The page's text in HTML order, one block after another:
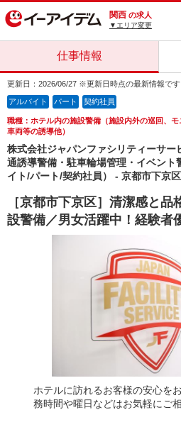
関西 の求人
▼エリア変更
仕事情報
更新日：2026/06/27 ※更新日時点の最新情報です
アルバイト パート 契約社員
職種：ホテル内の施設警備（施設内外の巡回、
車両等の誘導他）
株式会社ジャパンファシリティーサ
通誘導警備・駐車輪場管理・イベント
イト/パート/契約社員） - 京都市下京区
［京都市下京区］清潔感と
設警備／男女活躍中！経験者
ホテルに訪れるお客様の安心を
務時間や曜日などはお気軽にご